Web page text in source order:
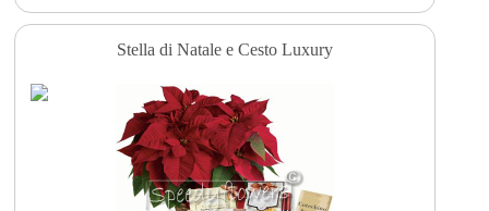
Stella di Natale e Cesto Luxury